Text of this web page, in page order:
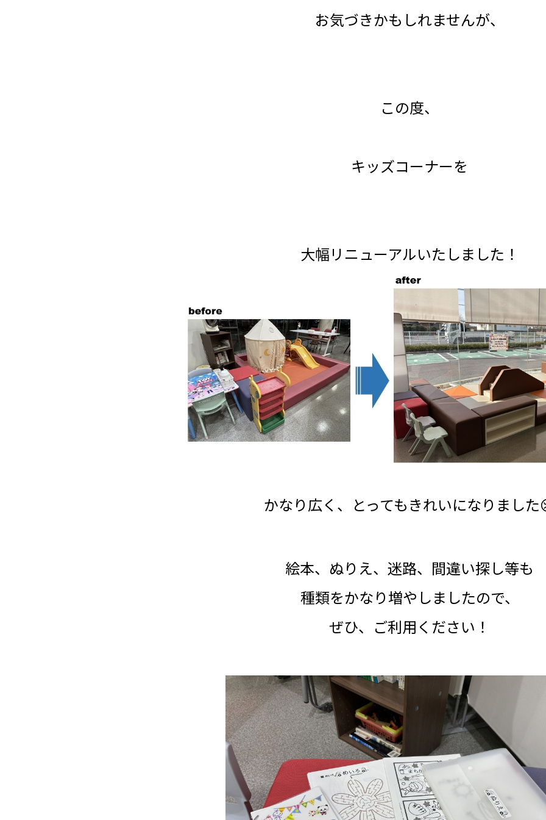
お気づきかもしれませんが、
この度、
キッズコーナーを
大幅リニューアルいたしました！
かなり広く、とってもきれいになりました
絵本、ぬりえ、迷路、間違い探し等も
種類をかなり増やしましたので、
ぜひ、ご利用ください！